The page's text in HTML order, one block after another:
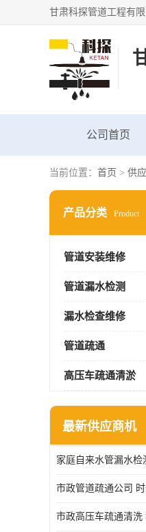
公司首页
当前位置： 首页 > 供
产品分类 Product
管道安装维修
管道漏水检测
漏水检查维修
管道疏通
高压车疏通清淤
最新供应商机
市政管道疏通公司